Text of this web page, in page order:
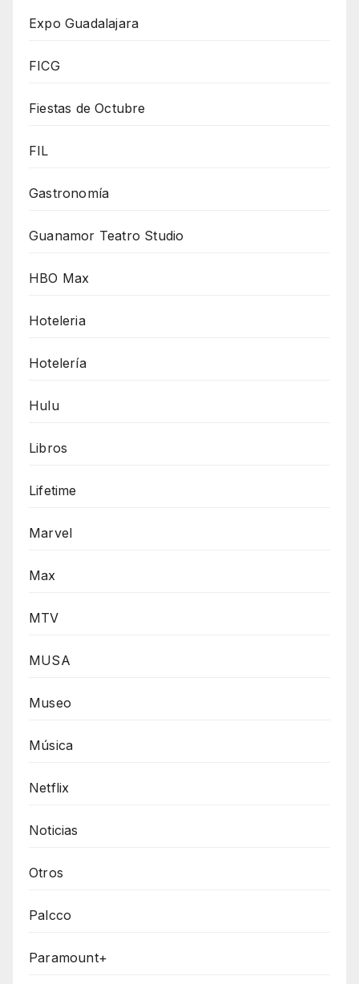
Expo Guadalajara
FICG
Fiestas de Octubre
FIL
Gastronomía
Guanamor Teatro Studio
HBO Max
Hoteleria
Hotelería
Hulu
Libros
Lifetime
Marvel
Max
MTV
MUSA
Museo
Música
Netflix
Noticias
Otros
Palcco
Paramount+